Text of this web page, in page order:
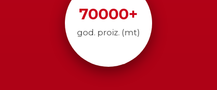
70000+
god. proiz. (mt)